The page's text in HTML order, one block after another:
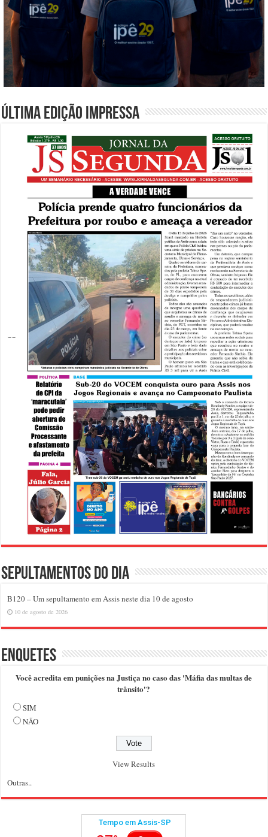
Última edição impressa
Sepultamentos do dia
B120 – Um sepultamento em Assis neste dia 10 de agosto
10 de agosto de 2026
Enquetes
Você acredita em punições na Justiça no caso das 'Máfia das multas de
trânsito'?
SIM
NÃO
View Results
Outras..